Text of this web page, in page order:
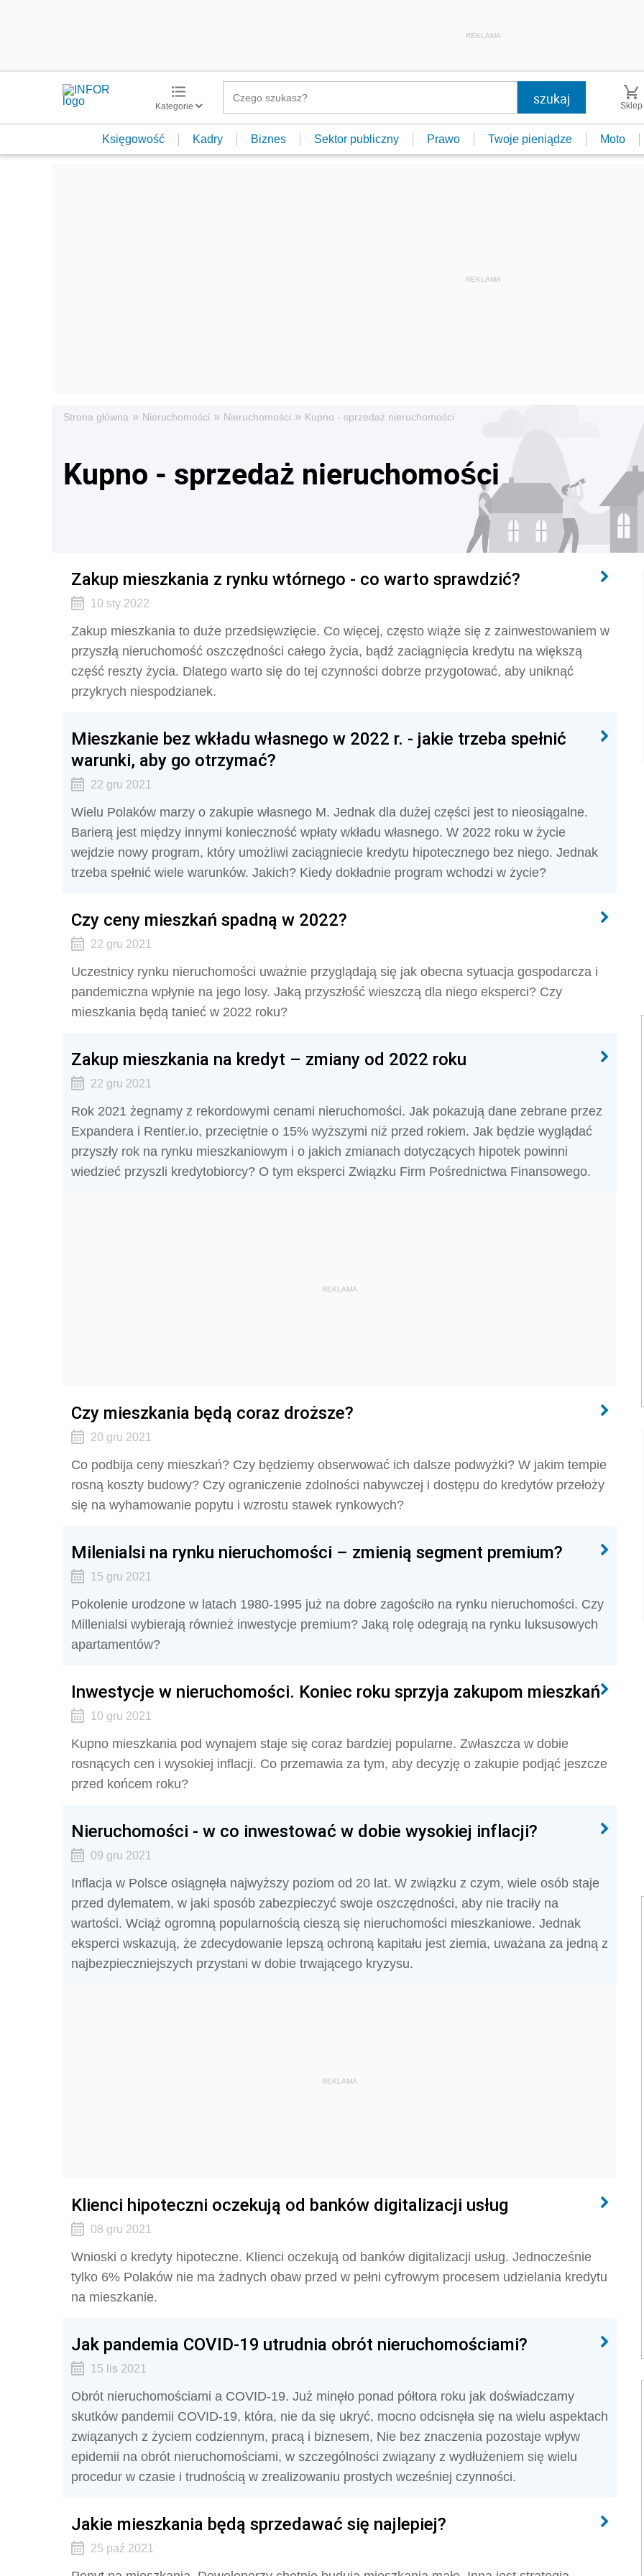
REKLAMA
Kategorie Sklep
Księgowość Kadry Biznes Sektor publiczny Prawo Twoje pieniądze Moto
Strona główna » Nieruchomości » Nieruchomości » Kupno - sprzedaż nieruchomości
Kupno - sprzedaż nieruchomości
Zakup mieszkania z rynku wtórnego - co warto sprawdzić?
10 sty 2022
Zakup mieszkania to duże przedsięwzięcie. Co więcej, często wiąże się z zainwestowaniem w
przyszłą nieruchomość oszczędności całego życia, bądź zaciągnięcia kredytu na większą
część reszty życia. Dlatego warto się do tej czynności dobrze przygotować, aby uniknąć
przykrych niespodzianek.
Mieszkanie bez wkładu własnego w 2022 r. - jakie trzeba spełnić
warunki, aby go otrzymać?
22 gru 2021
Wielu Polaków marzy o zakupie własnego M. Jednak dla dużej części jest to nieosiągalne.
Barierą jest między innymi konieczność wpłaty wkładu własnego. W 2022 roku w życie
wejdzie nowy program, który umożliwi zaciągniecie kredytu hipotecznego bez niego. Jednak
trzeba spełnić wiele warunków. Jakich? Kiedy dokładnie program wchodzi w życie?
Czy ceny mieszkań spadną w 2022?
22 gru 2021
Uczestnicy rynku nieruchomości uważnie przyglądają się jak obecna sytuacja gospodarcza i
pandemiczna wpłynie na jego losy. Jaką przyszłość wieszczą dla niego eksperci? Czy
mieszkania będą tanieć w 2022 roku?
Zakup mieszkania na kredyt – zmiany od 2022 roku
22 gru 2021
Rok 2021 żegnamy z rekordowymi cenami nieruchomości. Jak pokazują dane zebrane przez
Expandera i Rentier.io, przeciętnie o 15% wyższymi niż przed rokiem. Jak będzie wyglądać
przyszły rok na rynku mieszkaniowym i o jakich zmianach dotyczących hipotek powinni
wiedzieć przyszli kredytobiorcy? O tym eksperci Związku Firm Pośrednictwa Finansowego.
REKLAMA
Czy mieszkania będą coraz droższe?
20 gru 2021
Co podbija ceny mieszkań? Czy będziemy obserwować ich dalsze podwyżki? W jakim tempie
rosną koszty budowy? Czy ograniczenie zdolności nabywczej i dostępu do kredytów przełoży
się na wyhamowanie popytu i wzrostu stawek rynkowych?
Milenialsi na rynku nieruchomości – zmienią segment premium?
15 gru 2021
Pokolenie urodzone w latach 1980-1995 już na dobre zagościło na rynku nieruchomości. Czy
Millenialsi wybierają również inwestycje premium? Jaką rolę odegrają na rynku luksusowych
apartamentów?
Inwestycje w nieruchomości. Koniec roku sprzyja zakupom mieszkań
10 gru 2021
Kupno mieszkania pod wynajem staje się coraz bardziej popularne. Zwłaszcza w dobie
rosnących cen i wysokiej inflacji. Co przemawia za tym, aby decyzję o zakupie podjąć jeszcze
przed końcem roku?
Nieruchomości - w co inwestować w dobie wysokiej inflacji?
09 gru 2021
Inflacja w Polsce osiągnęła najwyższy poziom od 20 lat. W związku z czym, wiele osób staje
przed dylematem, w jaki sposób zabezpieczyć swoje oszczędności, aby nie traciły na
wartości. Wciąż ogromną popularnością cieszą się nieruchomości mieszkaniowe. Jednak
eksperci wskazują, że zdecydowanie lepszą ochroną kapitału jest ziemia, uważana za jedną z
najbezpieczniejszych przystani w dobie trwającego kryzysu.
REKLAMA
Klienci hipoteczni oczekują od banków digitalizacji usług
08 gru 2021
Wnioski o kredyty hipoteczne. Klienci oczekują od banków digitalizacji usług. Jednocześnie
tylko 6% Polaków nie ma żadnych obaw przed w pełni cyfrowym procesem udzielania kredytu
na mieszkanie.
Jak pandemia COVID-19 utrudnia obrót nieruchomościami?
15 lis 2021
Obrót nieruchomościami a COVID-19. Już minęło ponad półtora roku jak doświadczamy
skutków pandemii COVID-19, która, nie da się ukryć, mocno odcisnęła się na wielu aspektach
związanych z życiem codziennym, pracą i biznesem, Nie bez znaczenia pozostaje wpływ
epidemii na obrót nieruchomościami, w szczególności związany z wydłużeniem się wielu
procedur w czasie i trudnością w zrealizowaniu prostych wcześniej czynności.
Jakie mieszkania będą sprzedawać się najlepiej?
25 paź 2021